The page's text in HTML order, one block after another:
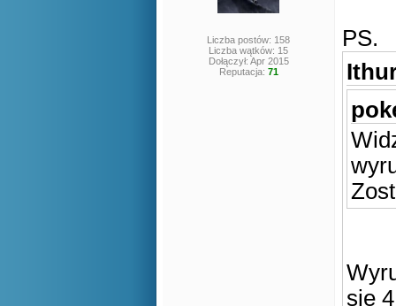
Liczba postów: 158
Liczba wątków: 15
Dołączył: Apr 2015
Reputacja: 71
PS.
się